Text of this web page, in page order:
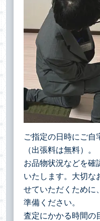
ご指定の日時にご自
（出張料は無料）。
お品物状況などを確
いたします。大切な
せていただくために
準備ください。
査定にかかる時間の